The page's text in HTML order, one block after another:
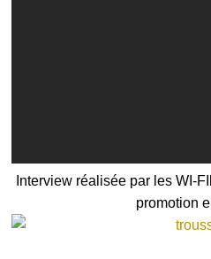
Interview réalisée par les WI-
promotion